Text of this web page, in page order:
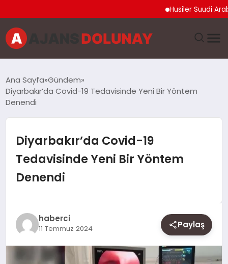
Husiler Suudi
EĞITIM
GENEL
GÜNCEL
SAĞLIK
Ana Sayfa Gündem
Diyarbakır’da Covid-19 Tedavisinde Yeni Bir Yöntem
Denendi
Diyarbakır’da Covid-19
Tedavisinde Yeni Bir Yöntem
Denendi
haberci
11 Temmuz 2024 Paylaş